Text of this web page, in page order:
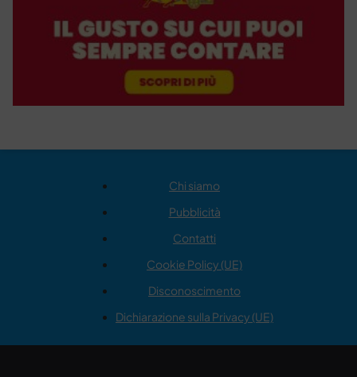
Chi siamo
Pubblicità
Contatti
Cookie Policy (UE)
Disconoscimento
Dichiarazione sulla Privacy (UE)